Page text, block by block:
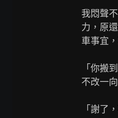
我悶聲
力，原
車事宜
「你搬
不改一
「謝了